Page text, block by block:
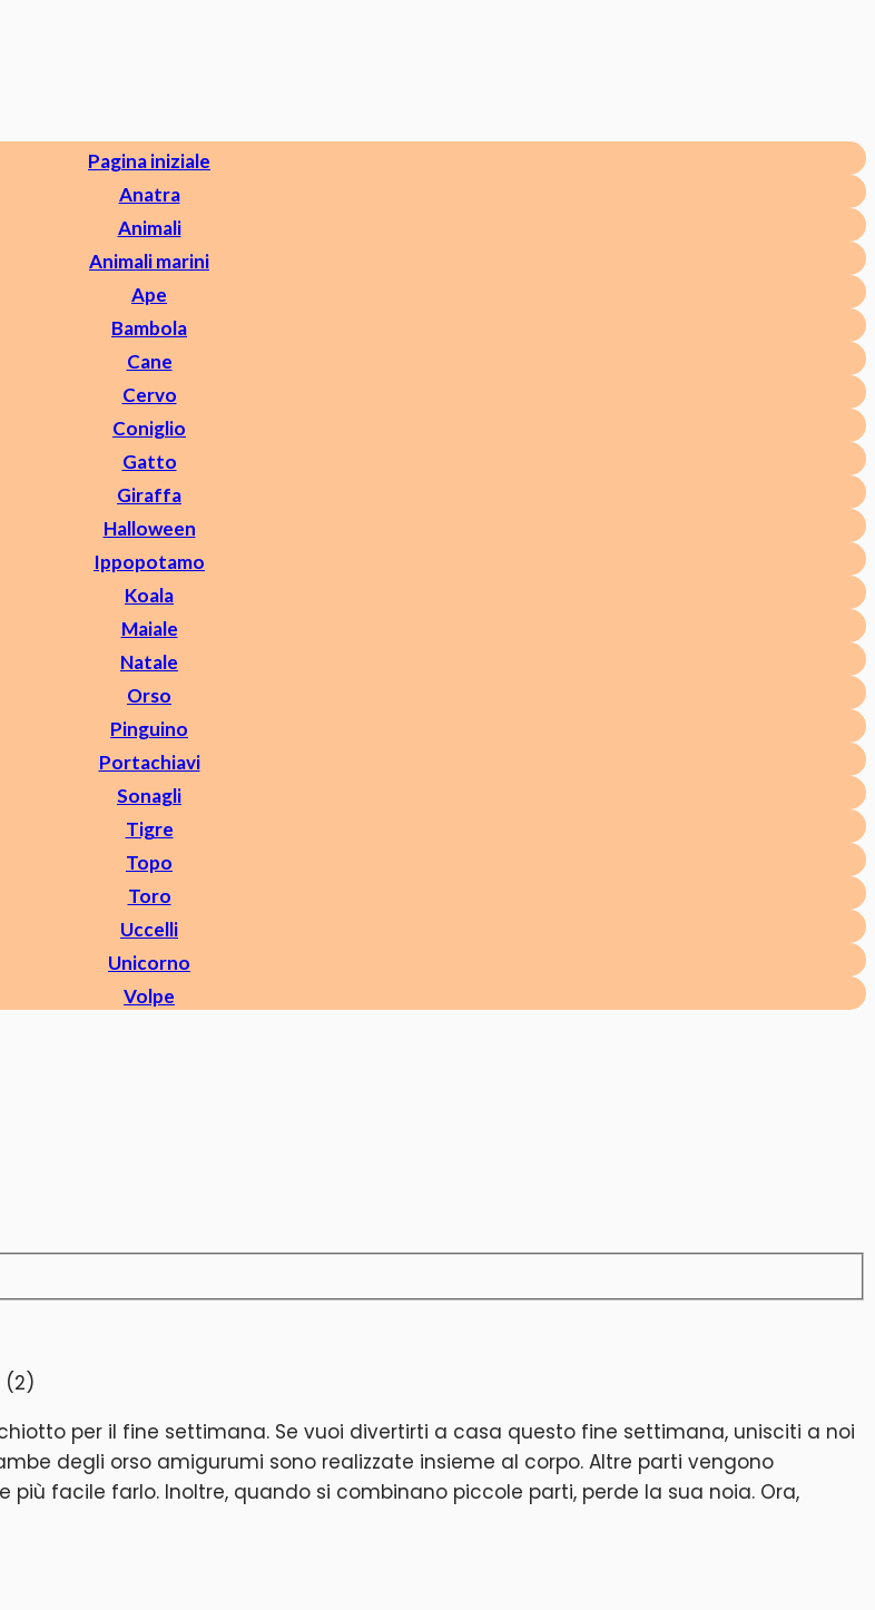
Pagina iniziale
Anatra
Animali
Animali marini
Ape
Bambola
Cane
Cervo
Coniglio
Gatto
Giraffa
Halloween
Ippopotamo
Koala
Maiale
Natale
Orso
Pinguino
Portachiavi
Sonagli
Tigre
Topo
Toro
Uccelli
Unicorno
Volpe
per il fine settimana. Se vuoi divertirti a casa questo fine settimana, unisciti a noi
degli orso amigurumi sono realizzate insieme al corpo. Altre parti vengono
facile farlo. Inoltre, quando si combinano piccole parti, perde la sua noia. Ora,